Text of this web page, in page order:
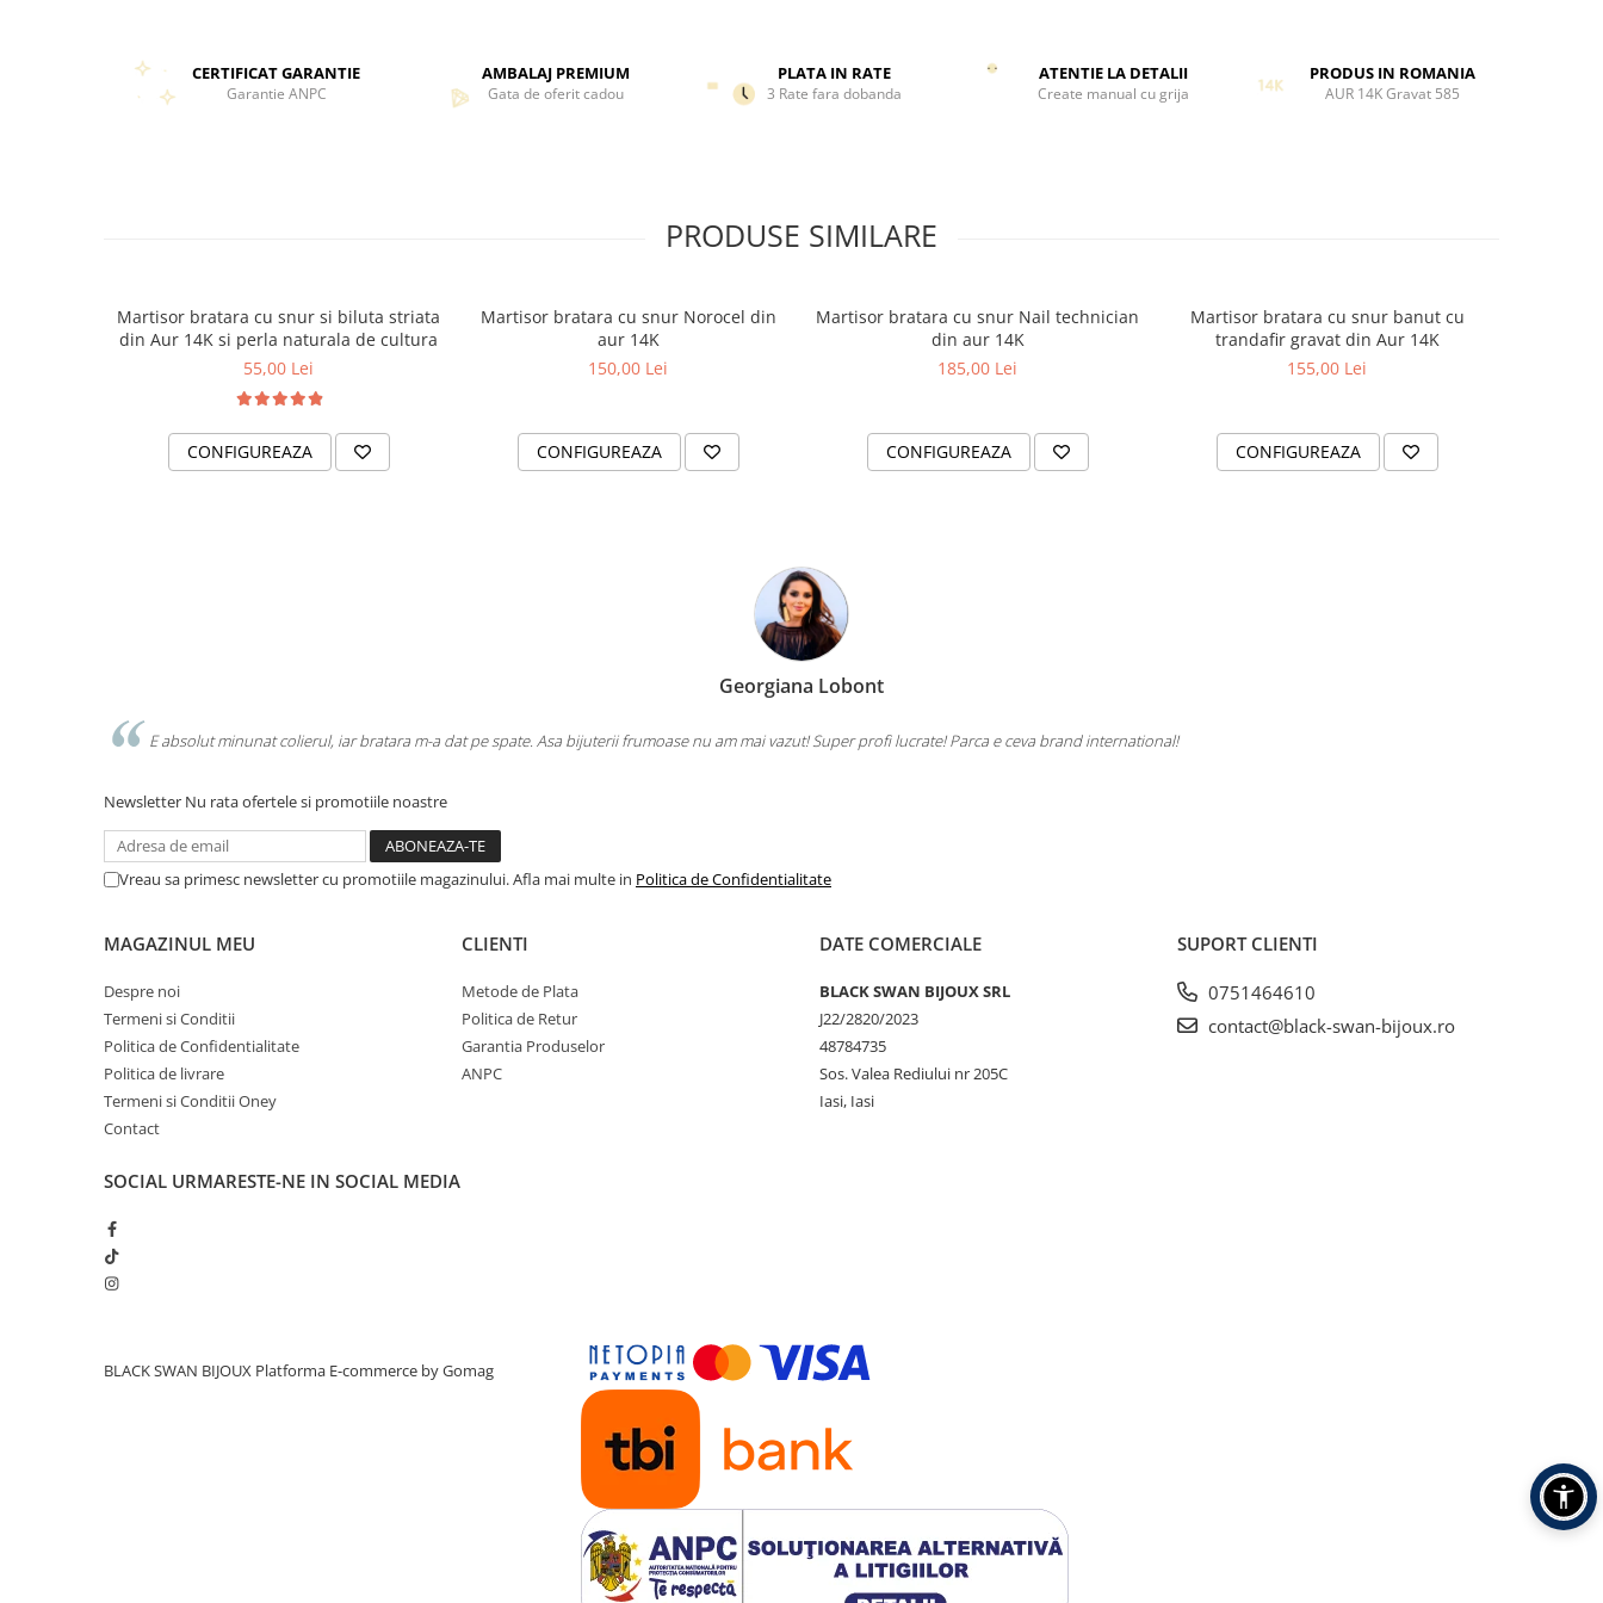
perfecta pentru a fi oferit de 1 Martie,
ca simbol al primaverii, al norocului si
CERTIFICAT GARANTIE
Garantie ANPC
AMBALAJ PREMIUM
Gata de oferit cadou
PLATA IN RATE
3 Rate fara dobanda
ATENTIE LA DETALII
Create manual cu grija
PRODUS IN ROMANIA
AUR 14K Gravat 585
PRODUSE SIMILARE
Martisor bratara cu snur si biluta striata
din Aur 14K si perla naturala de cultura
55,00 Lei
CONFIGUREAZA
Martisor bratara cu snur Norocel din
aur 14K
150,00 Lei
CONFIGUREAZA
Martisor bratara cu snur Nail technician
din aur 14K
185,00 Lei
CONFIGUREAZA
Martisor bratara cu snur banut cu
trandafir gravat din Aur 14K
155,00 Lei
CONFIGUREAZA
Georgiana Lobont
E absolut minunat colierul, iar bratara m-a dat pe spate. Asa bijuterii frumoase nu am mai vazut! Super profi lucrate! Parca e ceva brand international!
Newsletter Nu rata ofertele si promotiile noastre
Vreau sa primesc newsletter cu promotiile magazinului. Afla mai multe in Politica de Confidentialitate
MAGAZINUL MEU
Despre noi
Termeni si Conditii
Politica de Confidentialitate
Politica de livrare
Termeni si Conditii Oney
Contact
CLIENTI
Metode de Plata
Politica de Retur
Garantia Produselor
ANPC
DATE COMERCIALE
BLACK SWAN BIJOUX SRL
J22/2820/2023
48784735
Sos. Valea Rediului nr 205C
Iasi, Iasi
SUPORT CLIENTI
0751464610
contact@black-swan-bijoux.ro
SOCIAL URMARESTE-NE IN SOCIAL MEDIA
BLACK SWAN BIJOUX Platforma E-commerce by Gomag